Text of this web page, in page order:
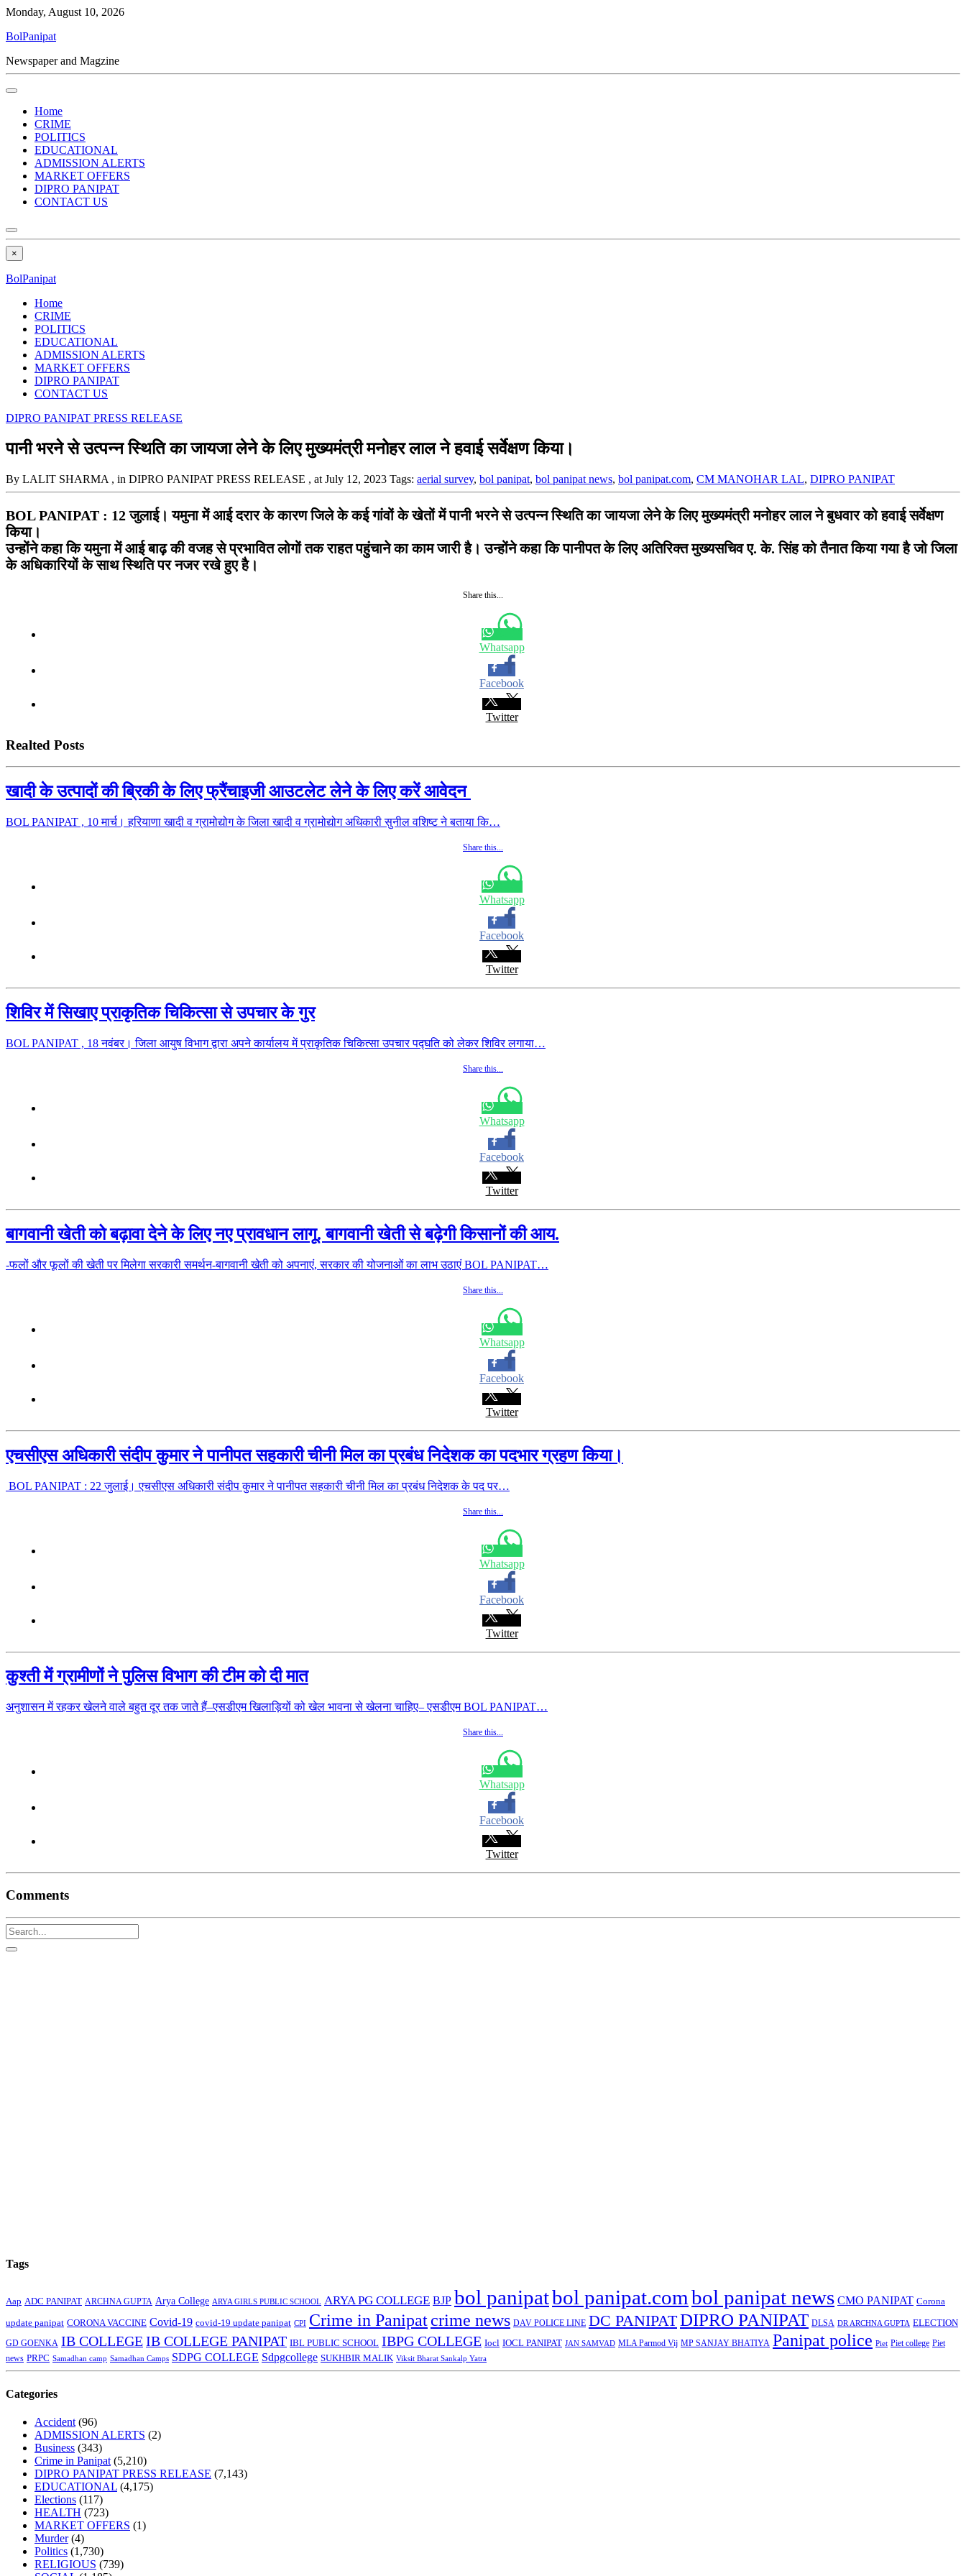
Monday, August 10, 2026
BolPanipat
Newspaper and Magzine
Home
CRIME
POLITICS
EDUCATIONAL
ADMISSION ALERTS
MARKET OFFERS
DIPRO PANIPAT
CONTACT US
×
BolPanipat
Home
CRIME
POLITICS
EDUCATIONAL
ADMISSION ALERTS
MARKET OFFERS
DIPRO PANIPAT
CONTACT US
DIPRO PANIPAT PRESS RELEASE
पानी भरने से उत्पन्न स्थिति का जायजा लेने के लिए मुख्यमंत्री मनोहर लाल ने हवाई सर्वेक्षण किया।
By LALIT SHARMA , in DIPRO PANIPAT PRESS RELEASE , at July 12, 2023 Tags: aerial survey, bol panipat, bol panipat news, bol panipat.com, CM MANOHAR LAL, DIPRO PANIPAT
BOL PANIPAT : 12 जुलाई। यमुना में आई दरार के कारण जिले के कई गांवों के खेतों में पानी भरने से उत्पन्न स्थिति का जायजा लेने के लिए मुख्यमंत्री मनोहर लाल ने बुधवार को हवाई सर्वेक्षण
किया।
उन्होंने कहा कि यमुना में आई बाढ़ की वजह से प्रभावित लोगों तक राहत पहुंचाने का काम जारी है। उन्होंने कहा कि पानीपत के लिए अतिरिक्त मुख्यसचिव ए. के. सिंह को तैनात किया गया है जो जिला
के अधिकारियों के साथ स्थिति पर नजर रखे हुए है।
Share this...
Whatsapp
Facebook
Twitter
Realted Posts
खादी के उत्पादों की ब्रिकी के लिए फ्रैंचाइजी आउटलेट लेने के लिए करें आवेदन
BOL PANIPAT , 10 मार्च। हरियाणा खादी व ग्रामोद्योग के जिला खादी व ग्रामोद्योग अधिकारी सुनील वशिष्ट ने बताया कि…
Share this...
Whatsapp
Facebook
Twitter
शिविर में सिखाए प्राकृतिक चिकित्सा से उपचार के गुर
BOL PANIPAT , 18 नवंबर। जिला आयुष विभाग द्वारा अपने कार्यालय में प्राकृतिक चिकित्सा उपचार पद्घति को लेकर शिविर लगाया…
Share this...
Whatsapp
Facebook
Twitter
बागवानी खेती को बढ़ावा देने के लिए नए प्रावधान लागू. बागवानी खेती से बढ़ेगी किसानों की आय.
-फलों और फूलों की खेती पर मिलेगा सरकारी समर्थन-बागवानी खेती को अपनाएं, सरकार की योजनाओं का लाभ उठाएं BOL PANIPAT…
Share this...
Whatsapp
Facebook
Twitter
एचसीएस अधिकारी संदीप कुमार ने पानीपत सहकारी चीनी मिल का प्रबंध निदेशक का पदभार ग्रहण किया।
BOL PANIPAT : 22 जुलाई। एचसीएस अधिकारी संदीप कुमार ने पानीपत सहकारी चीनी मिल का प्रबंध निदेशक के पद पर…
Share this...
Whatsapp
Facebook
Twitter
कुश्ती में ग्रामीणों ने पुलिस विभाग की टीम को दी मात
अनुशासन में रहकर खेलने वाले बहुत दूर तक जाते हैं–एसडीएम खिलाड़ियों को खेल भावना से खेलना चाहिए– एसडीएम BOL PANIPAT…
Share this...
Whatsapp
Facebook
Twitter
Comments
Tags
Aap ADC PANIPAT ARCHNA GUPTA Arya College ARYA GIRLS PUBLIC SCHOOL ARYA PG COLLEGE BJP bol panipatbol panipat.combol panipat news CMO PANIPAT Corona
update panipat CORONA VACCINE Covid-19 covid-19 update panipat CPI Crime in Panipatcrime news DAV POLICE LINE DC PANIPATDIPRO PANIPAT DLSA DR ARCHNA GUPTA ELECTION
GD GOENKA IB COLLEGEIB COLLEGE PANIPAT IBL PUBLIC SCHOOL IBPG COLLEGE Iocl IOCL PANIPAT JAN SAMVAD MLA Parmod Vij MP SANJAY BHATIYA Panipat police Piet Piet college Piet
news PRPC Samadhan camp Samadhan Camps SDPG COLLEGE Sdpgcollege SUKHBIR MALIK Viksit Bharat Sankalp Yatra
Categories
Accident (96)
ADMISSION ALERTS (2)
Business (343)
Crime in Panipat (5,210)
DIPRO PANIPAT PRESS RELEASE (7,143)
EDUCATIONAL (4,175)
Elections (117)
HEALTH (723)
MARKET OFFERS (1)
Murder(4)
Politics (1,730)
RELIGIOUS (739)